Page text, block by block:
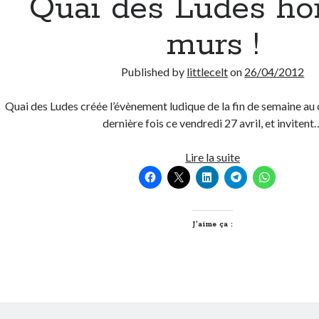
Quai des Ludes
murs !
Published by littlecelton 26/04/2012
Quai des Ludes créée l’évènement ludique de la fin de semaine
dernière fois ce vendredi 27 avril, et
Lire la suiteQuai
des
Ludes
J’aime ça :